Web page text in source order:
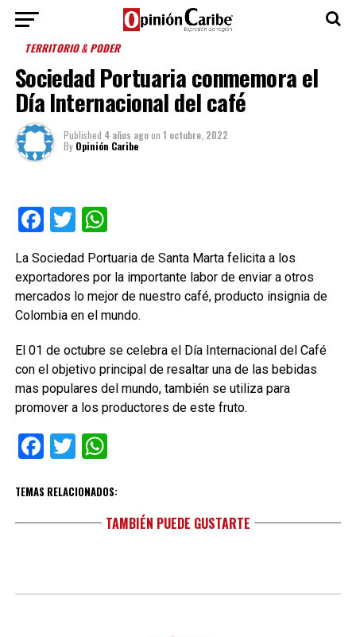
TERRITORIO & PODER
Sociedad Portuaria conmemora el
Día Internacional del café
Published 4 años agoon 1 octubre, 2022
By Opinión Caribe
Facebook
TwitterWhatsApp
La Sociedad Portuaria de Santa Marta felicita a los
exportadores por la importante labor de enviar a otros
mercados lo mejor de nuestro café, producto insignia de
Colombia en el mundo.
El 01 de octubre se celebra el Día Internacional del Café
con el objetivo principal de resaltar una de las bebidas
mas populares del mundo, también se utiliza para
promover a los productores de este fruto.
Facebook
TwitterWhatsApp
TEMAS RELACIONADOS:
TAMBIÉN PUEDE GUSTARTE